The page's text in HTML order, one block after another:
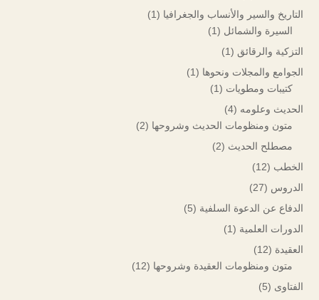
التاريخ والسير والأنساب والجغرافيا (1)
السيرة والشمائل (1)
التزكية والرقائق (1)
الجوامع والمجلات ونحوها (1)
كتيبات ومطويات (1)
الحديث وعلومه (4)
متون ومنظومات الحديث وشروحها (2)
مصطلح الحديث (2)
الخطب (12)
الدروس (27)
الدفاع عن الدعوة السلفية (5)
الدورات العلمية (1)
العقيدة (12)
متون ومنظومات العقيدة وشروحها (12)
الفتاوى (5)